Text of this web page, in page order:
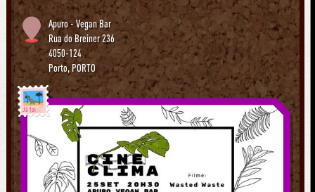
Apuro - Vegan Bar
Rua do Breiner 236
4050-124
Porto, PORTO
Já foi